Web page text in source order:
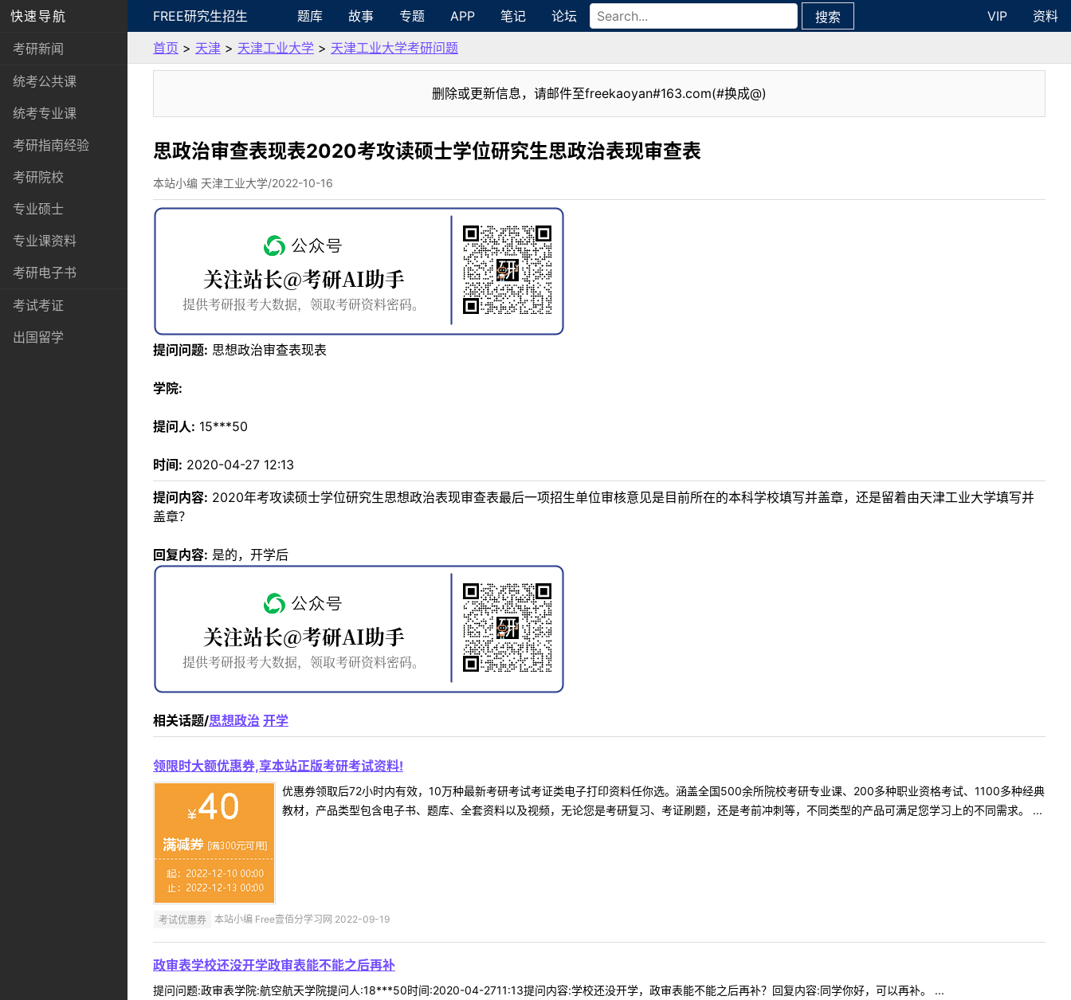
快速导航
考研新闻
统考公共课
统考专业课
考研指南经验
考研院校
专业硕士
专业课资料
考研电子书
考试考证
出国留学
FREE研究生招生 题库 故事 专题 APP 笔记 论坛 搜索 VIP
资料
首页 > 天津 > 天津工业大学 > 天津工业大学考研问题
删除或更新信息，请邮件至freekaoyan#163.com(#换成@)
思政治审查表现表2020考攻读硕士学位研究生思政治表现审查表
本站小编 天津工业大学/2022-10-16
提问问题: 思想政治审查表现表
学院:
提问人: 15***50
时间: 2020-04-27 12:13
提问内容: 2020年考攻读硕士学位研究生思想政治表现审查表最后一项招生单位审核意见是目前所在的本科学校填写并盖章，还是留着由天津工业大学填写并
盖章？
回复内容: 是的，开学后
相关话题/思想政治 开学
领限时大额优惠券,享本站正版考研考试资料!
优惠券领取后72小时内有效，10万种最新考研考试考证类电子打印资料任你选。涵盖全国500余所院校考研专业课、200多种职业资格考试、1100多种经典
教材，产品类型包含电子书、题库、全套资料以及视频，无论您是考研复习、考证刷题，还是考前冲刺等，不同类型的产品可满足您学习上的不同需求。 ...
考试优惠券 本站小编 Free壹佰分学习网 2022-09-19
政审表学校还没开学政审表能不能之后再补
提问问题:政审表学院:航空航天学院提问人:18***50时间:2020-04-2711:13提问内容:学校还没开学，政审表能不能之后再补？回复内容:同学你好，可以再补。 ...